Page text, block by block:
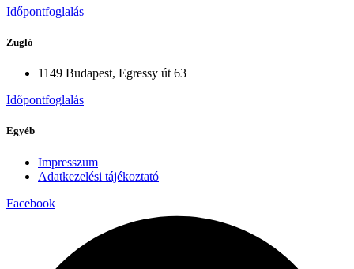
Időpontfoglalás
Zugló
1149 Budapest, Egressy út 63
Időpontfoglalás
Egyéb
Impresszum
Adatkezelési tájékoztató
Facebook